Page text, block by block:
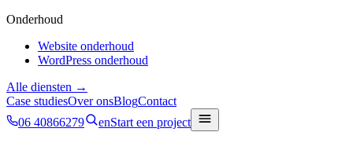
Onderhoud
Website onderhoud
WordPress onderhoud
Alle diensten →
Case studiesOver onsBlogContact
06 40866279
enStart een project